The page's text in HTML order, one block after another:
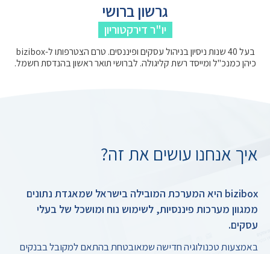
גרשון ברושי
יו"ר דירקטוריון
בעל 40 שנות ניסיון בניהול עסקים ופיננסים. טרם הצטרפותו ל-bizibox
כיהן כמנכ"ל ומייסד רשת קליגולה. לברושי תואר ראשון בהנדסת חשמל.
איך אנחנו עושים את זה?
bizibox היא המערכת המובילה בישראל שמאגדת נתונים
ממגוון מערכות פיננסיות, לשימוש נוח ומושכל של בעלי
עסקים.
באמצעות טכנולוגיה חדישה שמאובטחת בהתאם למקובל בבנקים